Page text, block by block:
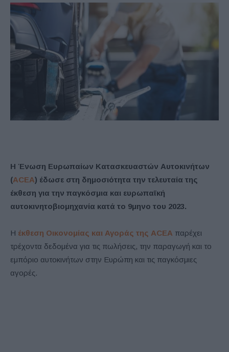
Η Ένωση Ευρωπαίων Κατασκευαστών Αυτοκινήτων
(ACEA) έδωσε στη δημοσιότητα την τελευταία της
έκθεση για την παγκόσμια και ευρωπαϊκή
αυτοκινητοβιομηχανία κατά το 9μηνο του 2023.
Η έκθεση Οικονομίας και Αγοράς της ACEA παρέχει
τρέχοντα δεδομένα για τις πωλήσεις, την παραγωγή και το
εμπόριο αυτοκινήτων στην Ευρώπη και τις παγκόσμιες
αγορές.